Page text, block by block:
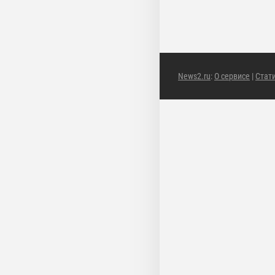
News2.ru: О сервисе |